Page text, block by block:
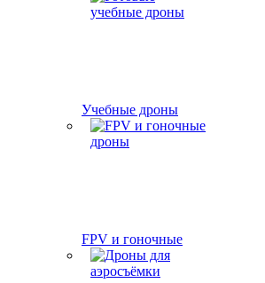
Учебные дроны
FPV и гоночные